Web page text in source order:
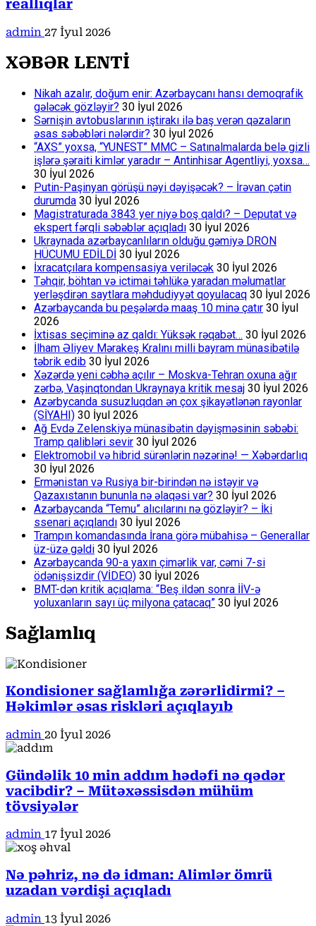
reallıqlar
admin 27 İyul 2026
XƏBƏR LENTİ
Nikah azalır, doğum enir: Azərbaycanı hansı demoqrafik
gələcək gözləyir? 30 İyul 2026
Sərnişin avtobuslarının iştirakı ilə baş verən qəzaların
əsas səbəbləri nələrdir? 30 İyul 2026
“AXS” yoxsa, “YUNEST” MMC – Satınalmalarda belə gizli
işlərə şəraiti kimlər yaradır – Antinhisar Agentliyi, yoxsa…
30 İyul 2026
Putin-Paşinyan görüşü nəyi dəyişəcək? – İrəvan çətin
durumda 30 İyul 2026
Magistraturada 3843 yer niyə boş qaldı? – Deputat və
ekspert fərqli səbəblər açıqladı 30 İyul 2026
Ukraynada azərbaycanlıların olduğu gəmiyə DRON
HÜCUMU EDİLDİ 30 İyul 2026
İxracatçılara kompensasiya veriləcək 30 İyul 2026
Təhqir, böhtan və ictimai təhlükə yaradan məlumatlar
yerləşdirən saytlara məhdudiyyət qoyulacaq 30 İyul 2026
Azərbaycanda bu peşələrdə maaş 10 minə çatır 30 İyul
2026
İxtisas seçiminə az qaldı: Yüksək rəqabət… 30 İyul 2026
İlham Əliyev Mərakeş Kralını milli bayram münasibətilə
təbrik edib 30 İyul 2026
Xəzərdə yeni cəbhə açılır – Moskva-Tehran oxuna ağır
zərbə, Vaşinqtondan Ukraynaya kritik mesaj 30 İyul 2026
Azərbycanda susuzluqdan ən çox şikayətlənən rayonlar
(SİYAHI) 30 İyul 2026
Ağ Evdə Zelenskiyə münasibətin dəyişməsinin səbəbi:
Tramp qalibləri sevir 30 İyul 2026
Elektromobil və hibrid sürənlərin nəzərinə! — Xəbərdarlıq
30 İyul 2026
Ermənistan və Rusiya bir-birindən nə istəyir və
Qazaxıstanın bununla nə əlaqəsi var? 30 İyul 2026
Azərbaycanda “Temu” alıcılarını nə gözləyir? – İki
ssenari açıqlandı 30 İyul 2026
Trampın komandasında İrana görə mübahisə – Generallar
üz-üzə gəldi 30 İyul 2026
Azərbaycanda 90-a yaxın çimərlik var, cəmi 7-si
ödənişsizdir (VİDEO) 30 İyul 2026
BMT-dən kritik açıqlama: “Beş ildən sonra İİV-ə
yoluxanların sayı üç milyona çatacaq” 30 İyul 2026
Sağlamlıq
Kondisioner sağlamlığa zərərlidirmi? –
Həkimlər əsas riskləri açıqlayıb
admin 20 İyul 2026
Gündəlik 10 min addım hədəfi nə qədər
vacibdir? – Mütəxəssisdən mühüm
tövsiyələr
admin 17 İyul 2026
Nə pəhriz, nə də idman: Alimlər ömrü
uzadan vərdişi açıqladı
admin 13 İyul 2026